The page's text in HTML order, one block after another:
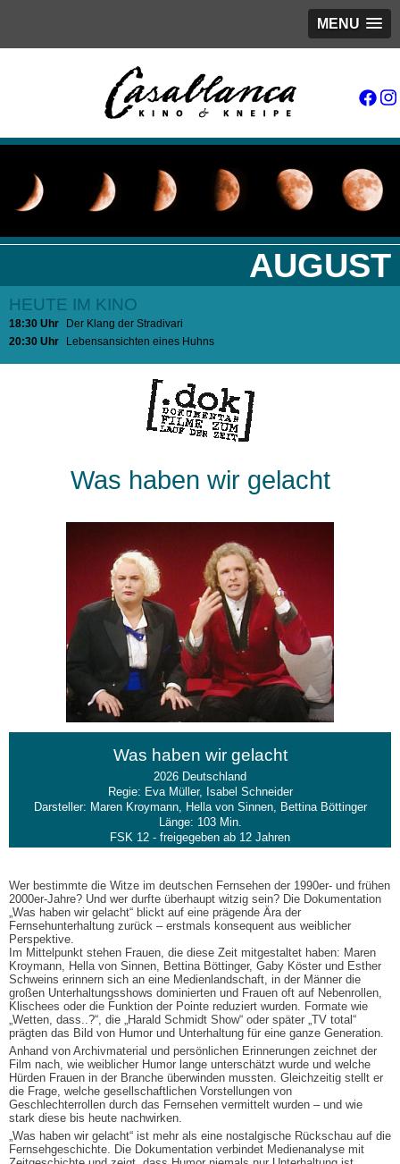
MENU
AUGUST
HEUTE IM KINO
18:30 Uhr
Der Klang der Stradivari
20:30 Uhr
Lebensansichten eines Huhns
Was haben wir gelacht
Was haben wir gelacht
2026 Deutschland
Regie: Eva Müller, Isabel Schneider
Darsteller: Maren Kroymann, Hella von Sinnen, Bettina Böttinger
Länge: 103 Min.
FSK 12 - freigegeben ab 12 Jahren
Wer bestimmte die Witze im deutschen Fernsehen der 1990er- und frühen
2000er-Jahre? Und wer durfte überhaupt witzig sein? Die Dokumentation
„Was haben wir gelacht“ blickt auf eine prägende Ära der
Fernsehunterhaltung zurück – erstmals konsequent aus weiblicher
Perspektive.
Im Mittelpunkt stehen Frauen, die diese Zeit mitgestaltet haben: Maren
Kroymann, Hella von Sinnen, Bettina Böttinger, Gaby Köster und Esther
Schweins erinnern sich an eine Medienlandschaft, in der Männer die
großen Unterhaltungsshows dominierten und Frauen oft auf Nebenrollen,
Klischees oder die Funktion der Pointe reduziert wurden. Formate wie
„Wetten, dass..?“, die „Harald Schmidt Show“ oder später „TV total“
prägten das Bild von Humor und Unterhaltung für eine ganze Generation.
Anhand von Archivmaterial und persönlichen Erinnerungen zeichnet der
Film nach, wie weiblicher Humor lange unterschätzt wurde und welche
Hürden Frauen in der Branche überwinden mussten. Gleichzeitig stellt er
die Frage, welche gesellschaftlichen Vorstellungen von
Geschlechterrollen durch das Fernsehen vermittelt wurden – und wie
stark diese bis heute nachwirken.
„Was haben wir gelacht“ ist mehr als eine nostalgische Rückschau auf die
Fernsehgeschichte. Die Dokumentation verbindet Medienanalyse mit